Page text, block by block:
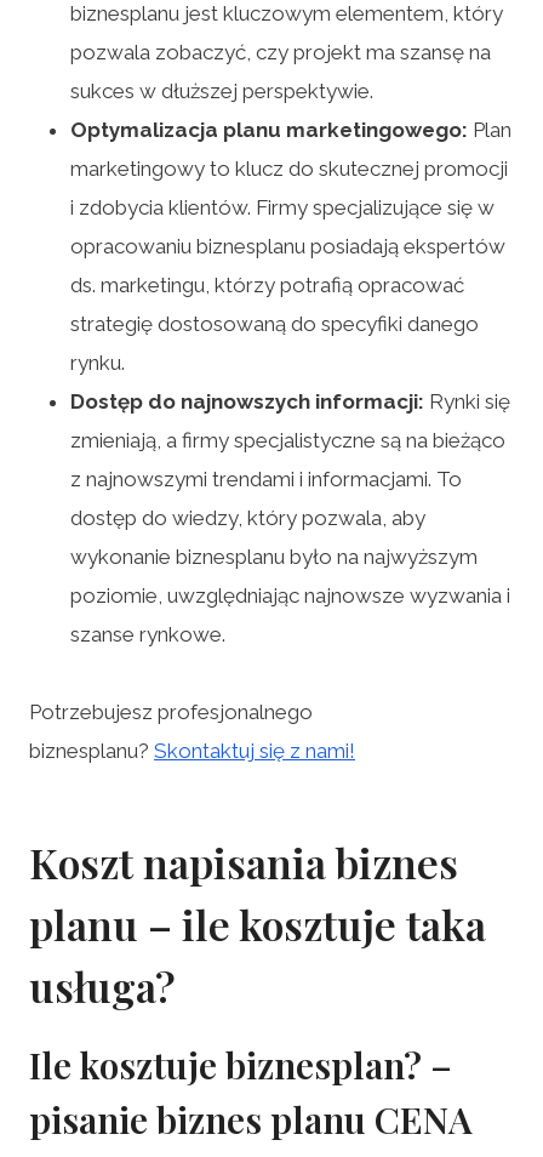
biznesplanu jest kluczowym elementem, który
pozwala zobaczyć, czy projekt ma szansę na
sukces w dłuższej perspektywie.
Optymalizacja planu marketingowego: Plan
marketingowy to klucz do skutecznej promocji
i zdobycia klientów. Firmy specjalizujące się w
opracowaniu biznesplanu posiadają ekspertów
ds. marketingu, którzy potrafią opracować
strategię dostosowaną do specyfiki danego
rynku.
Dostęp do najnowszych informacji: Rynki się
zmieniają, a firmy specjalistyczne są na bieżąco
z najnowszymi trendami i informacjami. To
dostęp do wiedzy, który pozwala, aby
wykonanie biznesplanu było na najwyższym
poziomie, uwzględniając najnowsze wyzwania i
szanse rynkowe.
Potrzebujesz profesjonalnego
biznesplanu? Skontaktuj się z nami!
Koszt napisania biznes
planu – ile kosztuje taka
usługa?
Ile kosztuje biznesplan? –
pisanie biznes planu CENA